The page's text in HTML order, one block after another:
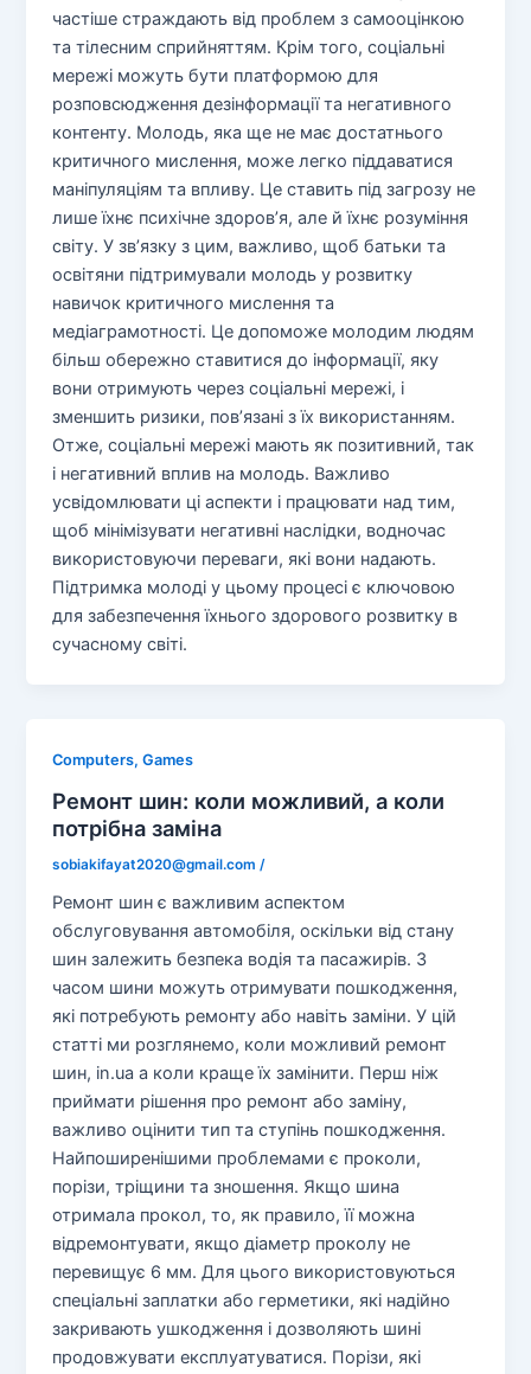
частіше страждають від проблем з самооцінкою
та тілесним сприйняттям. Крім того, соціальні
мережі можуть бути платформою для
розповсюдження дезінформації та негативного
контенту. Молодь, яка ще не має достатнього
критичного мислення, може легко піддаватися
маніпуляціям та впливу. Це ставить під загрозу не
лише їхнє психічне здоров’я, але й їхнє розуміння
світу. У зв’язку з цим, важливо, щоб батьки та
освітяни підтримували молодь у розвитку
навичок критичного мислення та
медіаграмотності. Це допоможе молодим людям
більш обережно ставитися до інформації, яку
вони отримують через соціальні мережі, і
зменшить ризики, пов’язані з їх використанням.
Отже, соціальні мережі мають як позитивний, так
і негативний вплив на молодь. Важливо
усвідомлювати ці аспекти і працювати над тим,
щоб мінімізувати негативні наслідки, водночас
використовуючи переваги, які вони надають.
Підтримка молоді у цьому процесі є ключовою
для забезпечення їхнього здорового розвитку в
сучасному світі.
Computers, Games
Ремонт шин: коли можливий, а коли
потрібна заміна
sobiakifayat2020@gmail.com /
Ремонт шин є важливим аспектом
обслуговування автомобіля, оскільки від стану
шин залежить безпека водія та пасажирів. З
часом шини можуть отримувати пошкодження,
які потребують ремонту або навіть заміни. У цій
статті ми розглянемо, коли можливий ремонт
шин, in.ua а коли краще їх замінити. Перш ніж
приймати рішення про ремонт або заміну,
важливо оцінити тип та ступінь пошкодження.
Найпоширенішими проблемами є проколи,
порізи, тріщини та зношення. Якщо шина
отримала прокол, то, як правило, її можна
відремонтувати, якщо діаметр проколу не
перевищує 6 мм. Для цього використовуються
спеціальні заплатки або герметики, які надійно
закривають ушкодження і дозволяють шині
продовжувати експлуатуватися. Порізи, які